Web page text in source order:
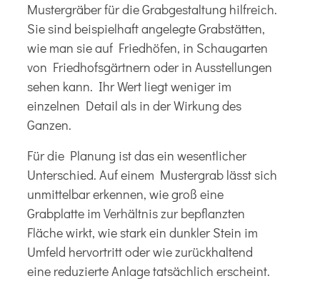
Mustergräber für die Grabgestaltung hilfreich.
Sie sind beispielhaft angelegte Grabstätten,
wie man sie auf Friedhöfen, in Schaugarten
von Friedhofsgärtnern oder in Ausstellungen
sehen kann. Ihr Wert liegt weniger im
einzelnen Detail als in der Wirkung des
Ganzen.
Für die Planung ist das ein wesentlicher
Unterschied. Auf einem Mustergrab lässt sich
unmittelbar erkennen, wie groß eine
Grabplatte im Verhältnis zur bepflanzten
Fläche wirkt, wie stark ein dunkler Stein im
Umfeld hervortritt oder wie zurückhaltend
eine reduzierte Anlage tatsächlich erscheint.